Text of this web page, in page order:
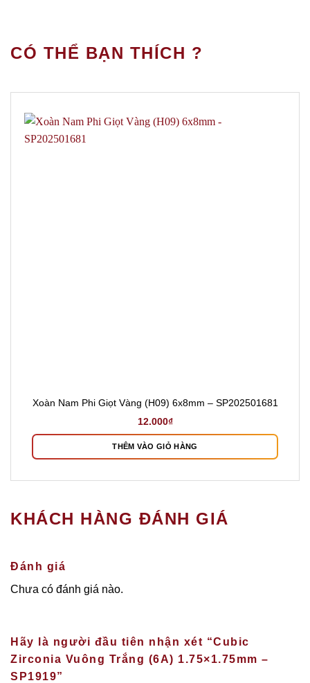
CÓ THỂ BẠN THÍCH ?
Xoàn Nam Phi Giọt Vàng (H09) 6x8mm – SP202501681
12.000₫
THÊM VÀO GIỎ HÀNG
KHÁCH HÀNG ĐÁNH GIÁ
Đánh giá
Chưa có đánh giá nào.
Hãy là người đầu tiên nhận xét “Cubic
Zirconia Vuông Trắng (6A) 1.75×1.75mm –
SP1919”